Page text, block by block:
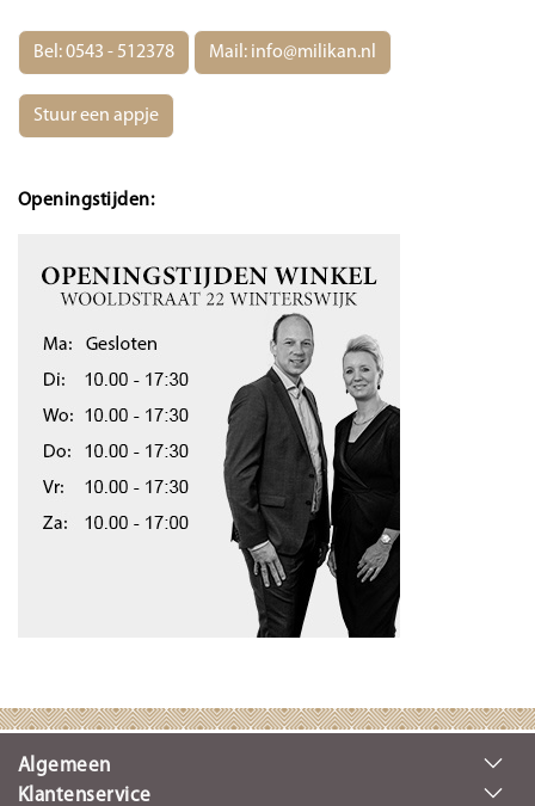
Bel: 0543 - 512378 Mail: info@milikan.nl
Stuur een appje
Openingstijden:
Algemeen
Klantenservice